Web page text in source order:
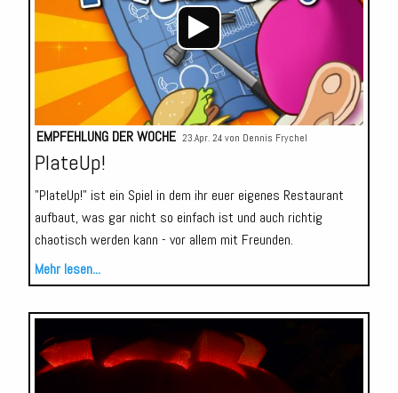
EMPFEHLUNG DER WOCHE 23.Apr. 24 von Dennis Frychel
PlateUp!
"PlateUp!" ist ein Spiel in dem ihr euer eigenes Restaurant
aufbaut, was gar nicht so einfach ist und auch richtig
chaotisch werden kann - vor allem mit Freunden.
Mehr lesen...